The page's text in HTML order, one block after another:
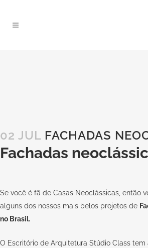
02 JUL FACHADAS
Fachadas
Se você é fã de Casas Neoclássicas, então
alguns dos nossos mais belos projetos de
no Brasil.
O Escritório de Arquitetura Stúdio Class tem